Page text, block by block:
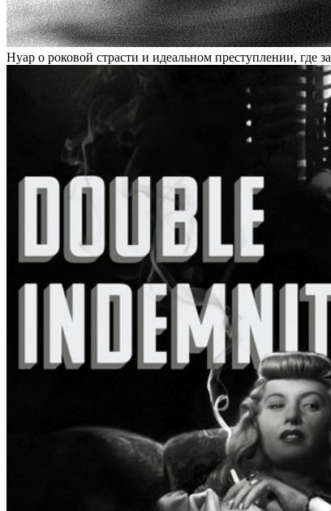
Нуар о роковой страсти и идеальном преступлении, где